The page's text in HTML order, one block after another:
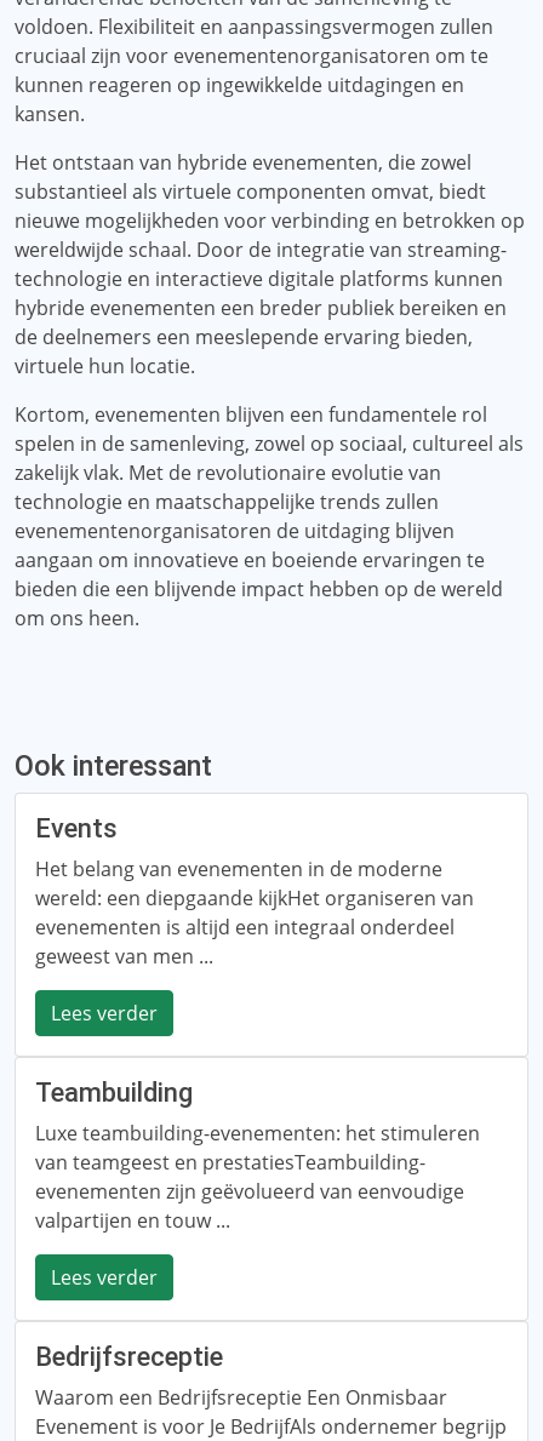
voldoen. Flexibiliteit en aanpassingsvermogen zullen
cruciaal zijn voor evenementenorganisatoren om te
kunnen reageren op ingewikkelde uitdagingen en
kansen.
Het ontstaan ​​van hybride evenementen, die zowel
substantieel als virtuele componenten omvat, biedt
nieuwe mogelijkheden voor verbinding en betrokken op
wereldwijde schaal. Door de integratie van streaming-
technologie en interactieve digitale platforms kunnen
hybride evenementen een breder publiek bereiken en
de deelnemers een meeslepende ervaring bieden,
virtuele hun locatie.
Kortom, evenementen blijven een fundamentele rol
spelen in de samenleving, zowel op sociaal, cultureel als
zakelijk vlak. Met de revolutionaire evolutie van
technologie en maatschappelijke trends zullen
evenementenorganisatoren de uitdaging blijven
aangaan om innovatieve en boeiende ervaringen te
bieden die een blijvende impact hebben op de wereld
om ons heen.
Ook interessant
Events
Het belang van evenementen in de moderne
wereld: een diepgaande kijkHet organiseren van
evenementen is altijd een integraal onderdeel
geweest van men ...
Lees verder
Teambuilding
Luxe teambuilding-evenementen: het stimuleren
van teamgeest en prestatiesTeambuilding-
evenementen zijn geëvolueerd van eenvoudige
valpartijen en touw ...
Lees verder
Bedrijfsreceptie
Waarom een ​​Bedrijfsreceptie Een Onmisbaar
Evenement is voor Je BedrijfAls ondernemer begrijp